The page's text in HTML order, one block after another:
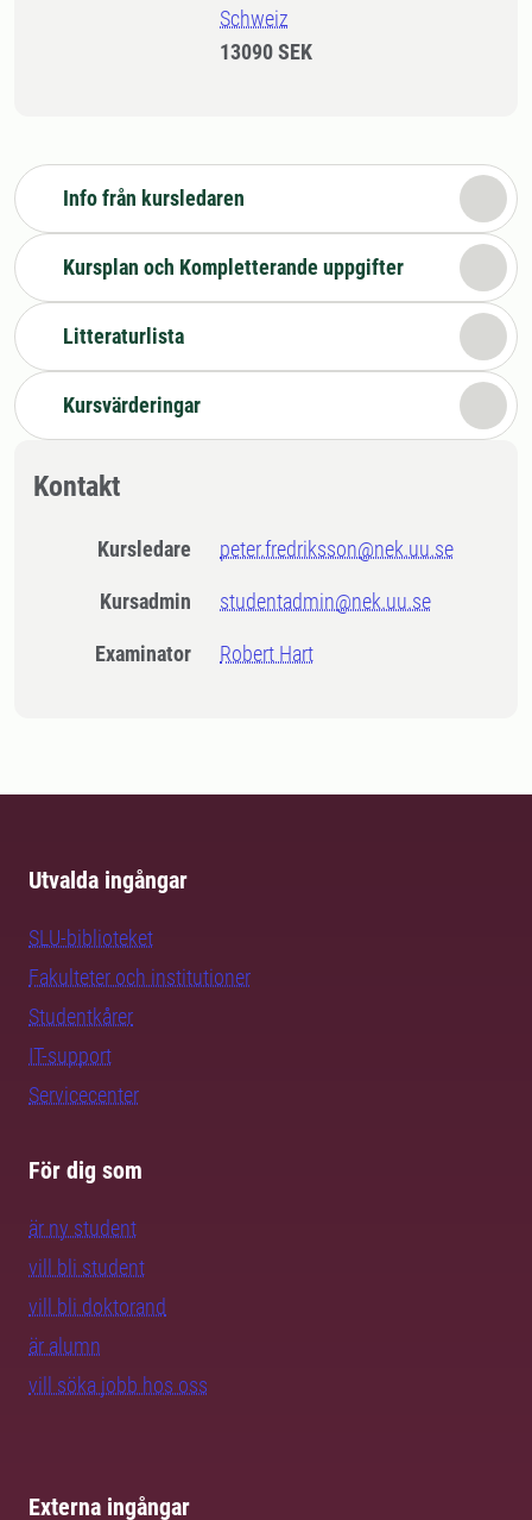
Schweiz
13090 SEK
Info från kursledaren
Kursplan och Kompletterande uppgifter
Litteraturlista
Kursvärderingar
Kontakt
Kursledare peter.fredriksson@nek.uu.se
Kursadmin studentadmin@nek.uu.se
Examinator Robert Hart
Utvalda ingångar
SLU-biblioteket
Fakulteter och institutioner
Studentkårer
IT-support
Servicecenter
För dig som
är ny student
vill bli student
vill bli doktorand
är alumn
vill söka jobb hos oss
Externa ingångar